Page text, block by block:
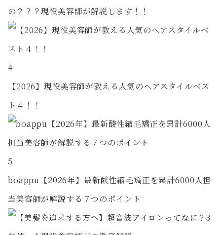
の？？？現役美容師が解説します！！
4
【2026】現役美容師が教える人気のヘアスタイルベス
ト４！！
5
boappu【2026年】最新酸性縮毛矯正を累計6000人担
当美容師が解説する７つのポイント